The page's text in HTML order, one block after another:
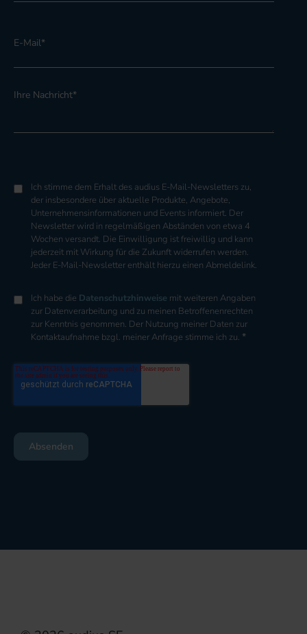
E-Mail*
Ihre Nachricht*
Ich stimme dem Erhalt des audius E-Mail-Newsletters zu,
der insbesondere über aktuelle Produkte, Angebote,
Unternehmensinformationen und Events informiert. Der
Newsletter wird in regelmäßigen Abständen von etwa 4
Wochen versandt. Die Einwilligung ist freiwillig und kann
jederzeit mit Wirkung für die Zukunft widerrufen werden.
Jeder E-Mail-Newsletter enthält hierzu einen Abmeldelink.
Ich habe die Datenschutzhinweise mit weiteren Angaben
zur Datenverarbeitung und zu meinen Betroffenenrechten
zur Kenntnis genommen. Der Nutzung meiner Daten zur
Kontaktaufnahme bzgl. meiner Anfrage stimme ich zu. *